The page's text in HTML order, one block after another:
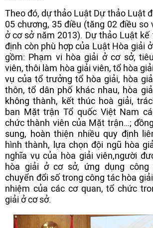
Theo đó, dự thảo Luật Dự thảo Luật
05 chương, 35 điều (tăng 02 điều so
ở cơ sở năm 2013). Dự thảo Luật
định còn phù hợp của Luật Hòa giải
gồm: Phạm vi hòa giải ở cơ sở,
viên, thôi làm hòa giải viên, tổ hòa
vụ của tổ trưởng tổ hòa giải, hòa
thôn, tổ dân phố khác nhau, hòa
không thành, kết thúc hoà giải,
ban Mặt trận Tổ quốc Việt Nam
chức thành viên của Mặt trận…;
sung, hoàn thiện nhiều quy định
hình thành, lựa chọn đội ngũ hòa
nghĩa vụ của hòa giải viên,người
hòa giải ở cơ sở, ứng dụng công
chuyển đổi số trong công tác hòa
nhiệm của các cơ quan, tổ chức
giải ở cơ sở.